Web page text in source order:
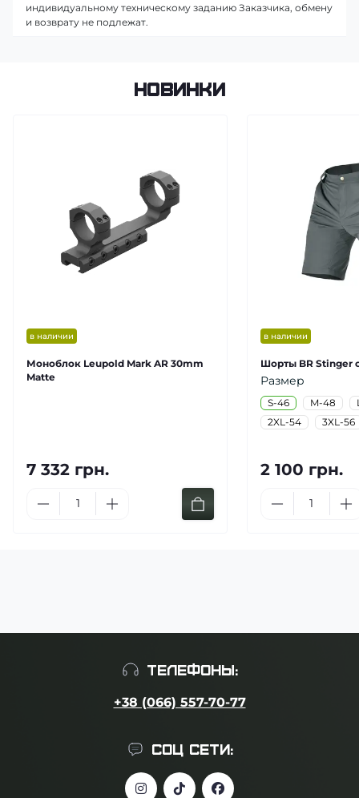
индивидуальному техническому заданию Заказчика, обмену
и возврату не подлежат.
Новинки
в наличии
Моноблок Leupold Mark AR 30mm
Matte
7 332 грн.
в наличии
Шорты BR Stinger
Размер
S-46 M-48
2XL-54
3XL-56
2 100 грн.
ТЕЛЕФОНЫ:
+38 (066) 557-70-77
СОЦ СЕТИ: